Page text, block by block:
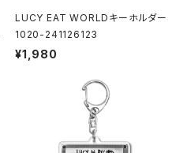
LUCY EAT WORLDキーホルダー
1020-241126123
¥1,980